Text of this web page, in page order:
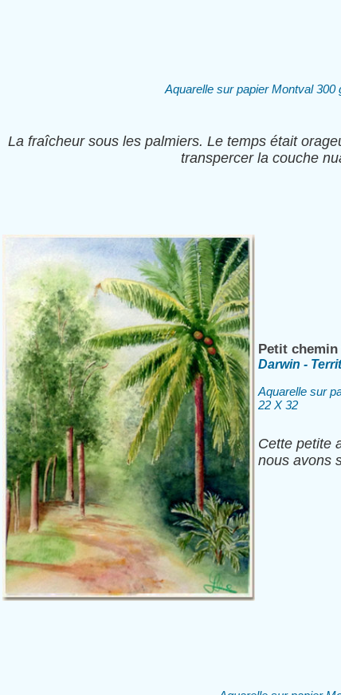
Aquarelle sur papier Montval
La fraîcheur sous les palmiers. Le temps était
transpercer la couche
Petit
Darwin -
Aquarelle sur
22 X 32
Cette petite
nous avons